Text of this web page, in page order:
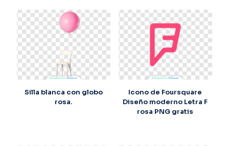
Silla blanca con globo
rosa.
Icono de Foursquare
Diseño moderno Letra F
rosa PNG gratis